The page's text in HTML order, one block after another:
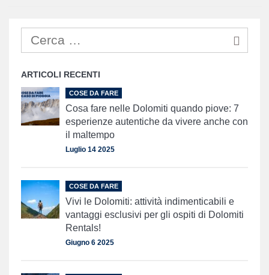
ARTICOLI RECENTI
COSE DA FARE
Cosa fare nelle Dolomiti quando piove: 7
esperienze autentiche da vivere anche con
il maltempo
Luglio 14 2025
COSE DA FARE
Vivi le Dolomiti: attività indimenticabili e
vantaggi esclusivi per gli ospiti di Dolomiti
Rentals!
Giugno 6 2025